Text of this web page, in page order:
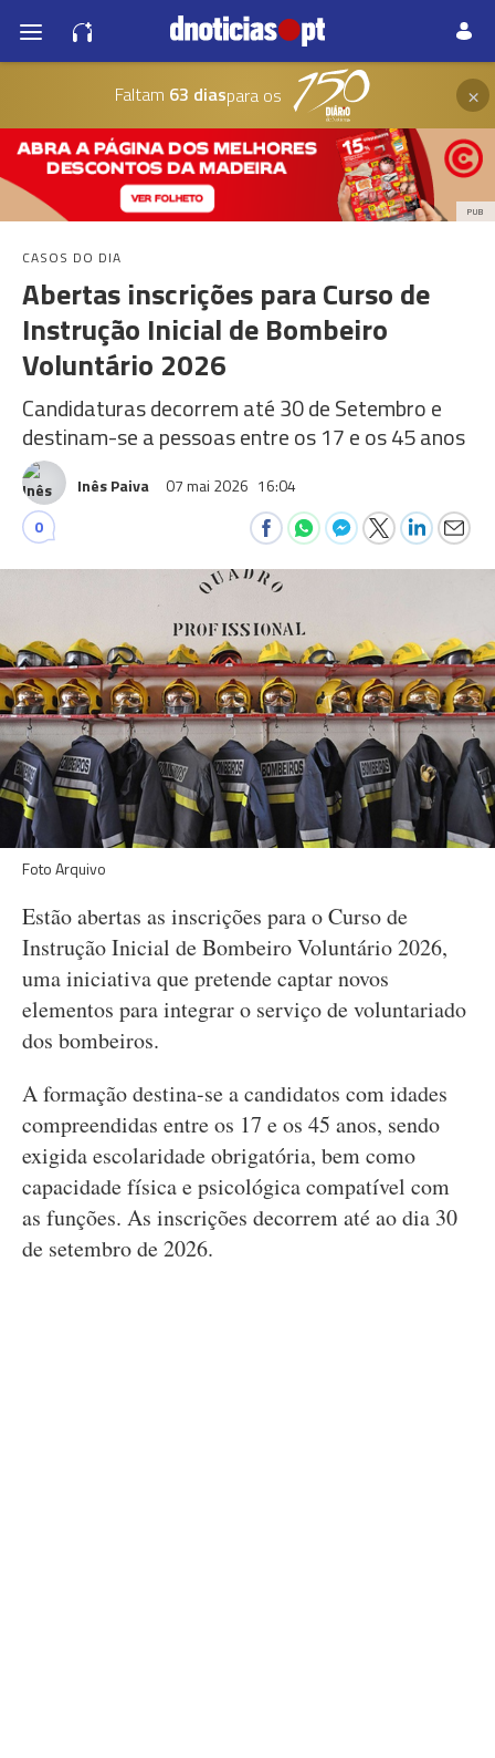
Faltam 63 diaspara os ×
PUB
CASOS DO DIA
Abertas inscrições para Curso de
Instrução Inicial de Bombeiro
Voluntário 2026
Candidaturas decorrem até 30 de Setembro e
destinam-se a pessoas entre os 17 e os 45 anos
Inês Paiva 07 mai 2026 16:04
0
Foto Arquivo
Estão abertas as inscrições para o Curso de
Instrução Inicial de Bombeiro Voluntário 2026,
uma iniciativa que pretende captar novos
elementos para integrar o serviço de voluntariado
dos bombeiros.
A formação destina-se a candidatos com idades
compreendidas entre os 17 e os 45 anos, sendo
exigida escolaridade obrigatória, bem como
capacidade física e psicológica compatível com
as funções. As inscrições decorrem até ao dia 30
de setembro de 2026.